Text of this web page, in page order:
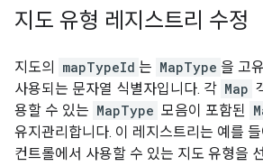
지도 유형 레지스트리 수정
지도의 mapTypeId 는 MapType 을 고
사용되는 문자열 식별자입니다. 각 Map
용할 수 있는 MapType 모음이 포함된
유지관리합니다. 이 레지스트리는 예를
컨트롤에서 사용할 수 있는 지도 유형을